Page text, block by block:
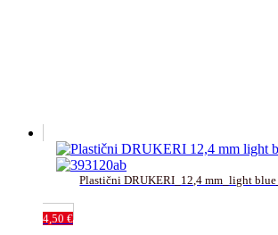
Plastični DRUKERI_12,4 mm_light
4,50 €